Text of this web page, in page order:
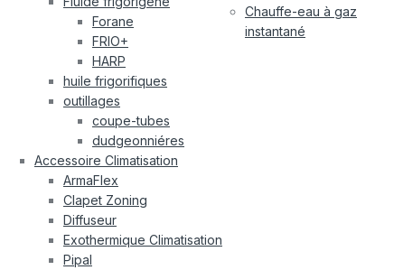
Forane
FRIO+
HARP
huile frigorifiques
outillages
coupe-tubes
dudgeonniéres
Accessoire Climatisation
ArmaFlex
Clapet Zoning
Diffuseur
Exothermique Climatisation
Pipal
Chauffe-eau à gaz
instantané